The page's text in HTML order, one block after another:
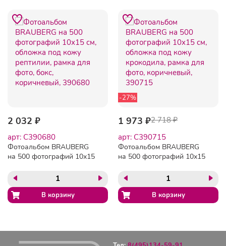
2 032 ₽
арт: C390680
Фотоальбом BRAUBERG
на 500 фотографий 10х15
рептилии, рамка для фото,
бокс, коричневый, 390680
-27%
1 973 ₽2 718 ₽
арт: C390715
Фотоальбом BRAUBERG
на 500 фотографий 10х15
крокодила, рамка для
фото, коричневый, 390715